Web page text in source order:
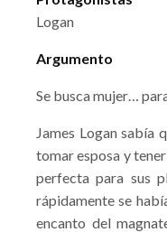
Logan
Argumento
Se busca mujer…
James Logan sabía
tomar esposa y
perfecta para sus
rápidamente se
encanto del